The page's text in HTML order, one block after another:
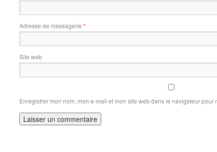
Adresse de messagerie *
Site web
Enregistrer mon nom, mon e-mail et mon site web dans le navigateur pour